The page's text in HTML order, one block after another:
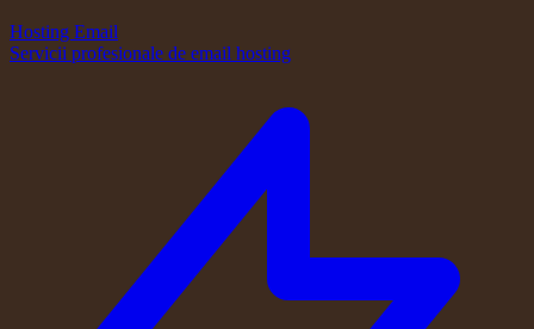
Hosting Email
Servicii profesionale de email hosting